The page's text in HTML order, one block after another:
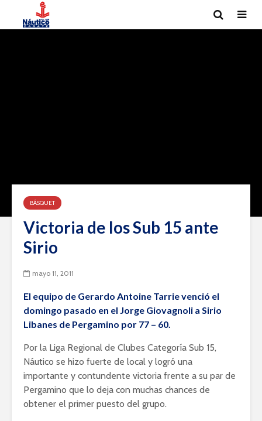
BÁSQUET
Victoria de los Sub 15 ante
Sirio
mayo 11, 2011
El equipo de Gerardo Antoine Tarrie venció el
domingo pasado en el Jorge Giovagnoli a Sirio
Libanes de Pergamino por 77 – 60.
Por la Liga Regional de Clubes Categoría Sub 15,
Náutico se hizo fuerte de local y logró una
importante y contundente victoria frente a su par de
Pergamino que lo deja con muchas chances de
obtener el primer puesto del grupo.